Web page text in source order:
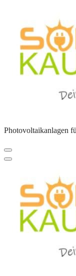
springen
Photovoltaikanlagen